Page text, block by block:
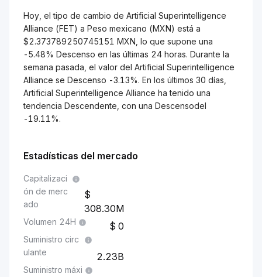
Hoy, el tipo de cambio de Artificial Superintelligence
Alliance (FET) a Peso mexicano (MXN) está a
$2.373789250745151 MXN, lo que supone una
-5.48% Descenso en las últimas 24 horas. Durante la
semana pasada, el valor del Artificial Superintelligence
Alliance se Descenso -3.13%. En los últimos 30 días,
Artificial Superintelligence Alliance ha tenido una
tendencia Descendente, con una Descensodel
-19.11%.
Estadísticas del mercado
Capitalizaci
ón de merc
ado
308.30M
Volumen 24H 0
Suministro circ
ulante
2.23B
Suministro máxi